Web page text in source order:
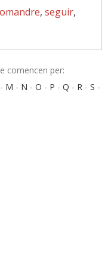
, seguir,
comencen per:
- M - N - O - P - Q - R - S -